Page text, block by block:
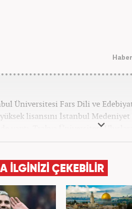
Üniversitesi Fars Dili ve
lisansını İstanbul
yaptı. Trakya Üniversitesi
devam eden Fatih Yoncalık,
AKŞAM Gazetesi’nde başlayan
Haber7.com’da “Dış Haberler
İLGİNİZİ ÇEKEBİLİR